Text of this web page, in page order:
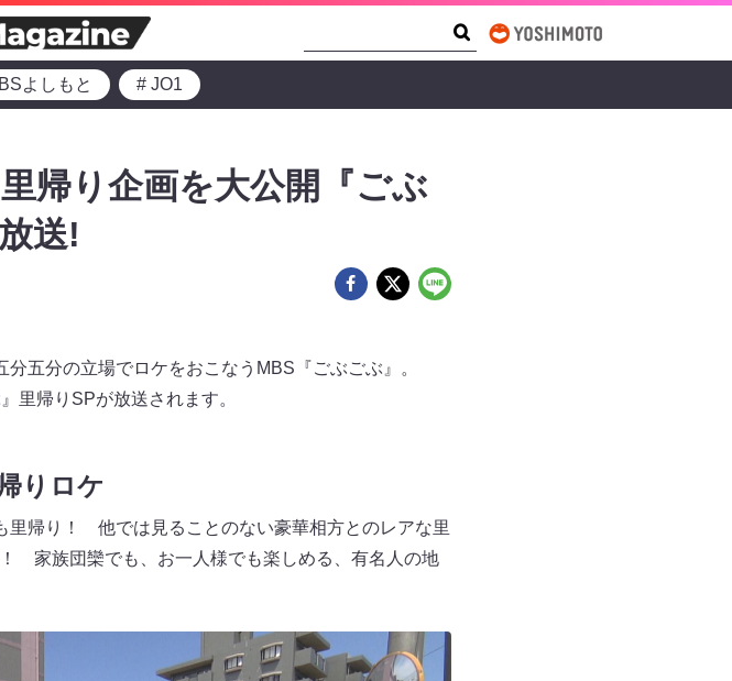
よしもと # JO1
帰り企画を大公開『ごぶ
送!
五分の立場でロケをおこなうMBS『ごぶごぶ』。
里帰りSPが放送されます。
りロケ
里帰り！ 他では見ることのない豪華相方とのレアな里
家族団欒でも、お一人様でも楽しめる、有名人の地